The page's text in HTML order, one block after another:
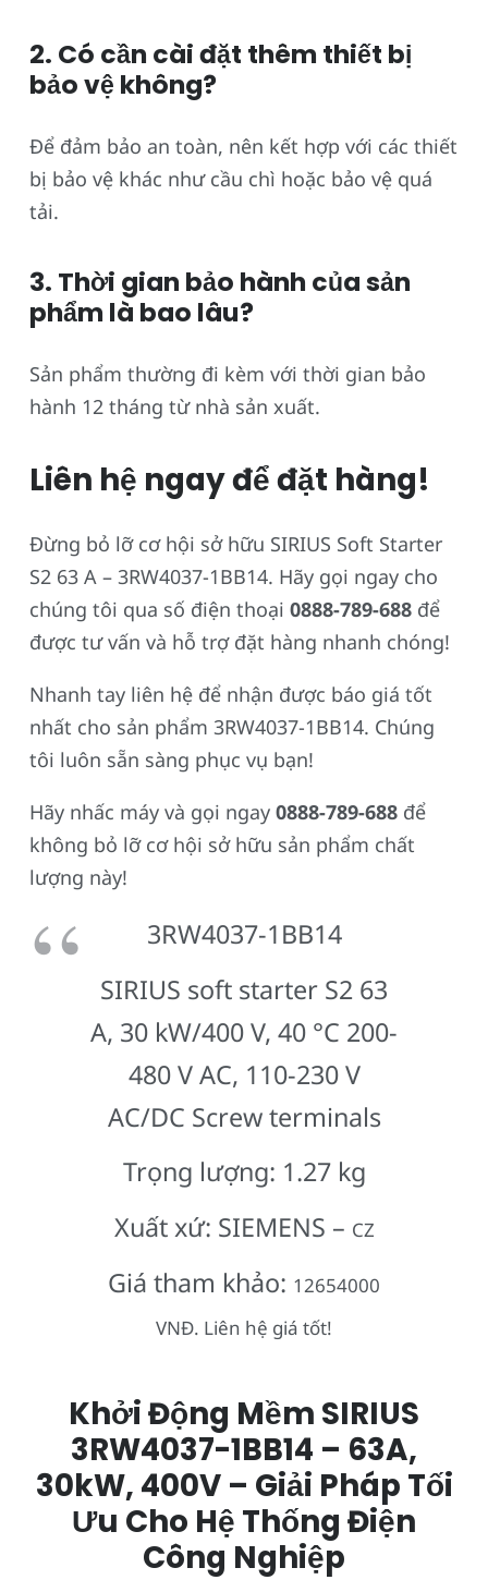
2. Có cần cài đặt thêm thiết bị
bảo vệ không?
Để đảm bảo an toàn, nên kết hợp với các thiết
bị bảo vệ khác như cầu chì hoặc bảo vệ quá
tải.
3. Thời gian bảo hành của sản
phẩm là bao lâu?
Sản phẩm thường đi kèm với thời gian bảo
hành 12 tháng từ nhà sản xuất.
Liên hệ ngay để đặt hàng!
Đừng bỏ lỡ cơ hội sở hữu SIRIUS Soft Starter
S2 63 A – 3RW4037-1BB14. Hãy gọi ngay cho
chúng tôi qua số điện thoại 0888-789-688 để
được tư vấn và hỗ trợ đặt hàng nhanh chóng!
Nhanh tay liên hệ để nhận được báo giá tốt
nhất cho sản phẩm 3RW4037-1BB14. Chúng
tôi luôn sẵn sàng phục vụ bạn!
Hãy nhấc máy và gọi ngay 0888-789-688 để
không bỏ lỡ cơ hội sở hữu sản phẩm chất
lượng này!
3RW4037-1BB14
SIRIUS soft starter S2 63
A, 30 kW/400 V, 40 °C 200-
480 V AC, 110-230 V
AC/DC Screw terminals
Trọng lượng: 1.27 kg
Xuất xứ: SIEMENS – CZ
Giá tham khảo: 12654000
VNĐ. Liên hệ giá tốt!
Khởi Động Mềm SIRIUS
3RW4037-1BB14 – 63A,
30kW, 400V – Giải Pháp Tối
Ưu Cho Hệ Thống Điện
Công Nghiệp